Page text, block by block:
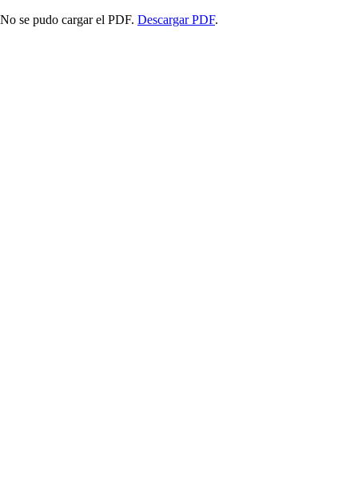
No se pudo cargar el PDF. Descargar PDF.